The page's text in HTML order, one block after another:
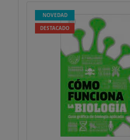
NOVEDAD
DESTACADO